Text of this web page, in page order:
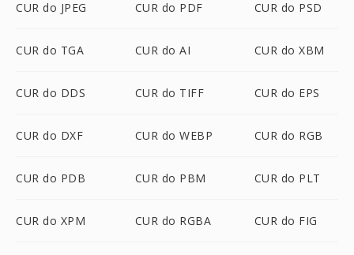
CUR do JPEG CUR do PDF CUR do PSD
CUR do TGA CUR do AI CUR do XBM
CUR do DDS CUR do TIFF CUR do EPS
CUR do DXF CUR do WEBP CUR do RGB
CUR do PDB CUR do PBM CUR do PLT
CUR do XPM CUR do RGBA CUR do FIG